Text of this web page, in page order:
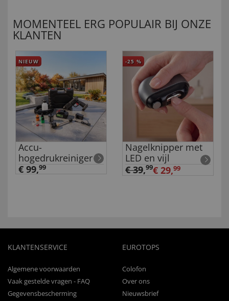
MOMENTEEL ERG POPULAIR BIJ ONZE
KLANTEN
NIEUW
Accu-
hogedrukreiniger
€ 99,99
-25 %
Nagelknipper met
LED en vijl
€ 39,99€ 29,99
KLANTENSERVICE
Algemene voorwaarden
Vaak gestelde vragen - FAQ
Gegevensbescherming
EUROTOPS
Colofon
Over ons
Nieuwsbrief